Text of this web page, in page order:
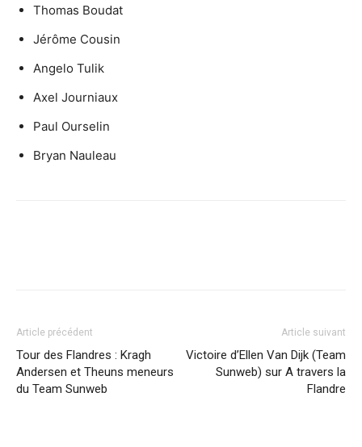
Thomas Boudat
Jérôme Cousin
Angelo Tulik
Axel Journiaux
Paul Ourselin
Bryan Nauleau
Article précédent
Tour des Flandres : Kragh
Andersen et Theuns meneurs
du Team Sunweb
Article suivant
Victoire d’Ellen Van Dijk (Team
Sunweb) sur A travers la
Flandre